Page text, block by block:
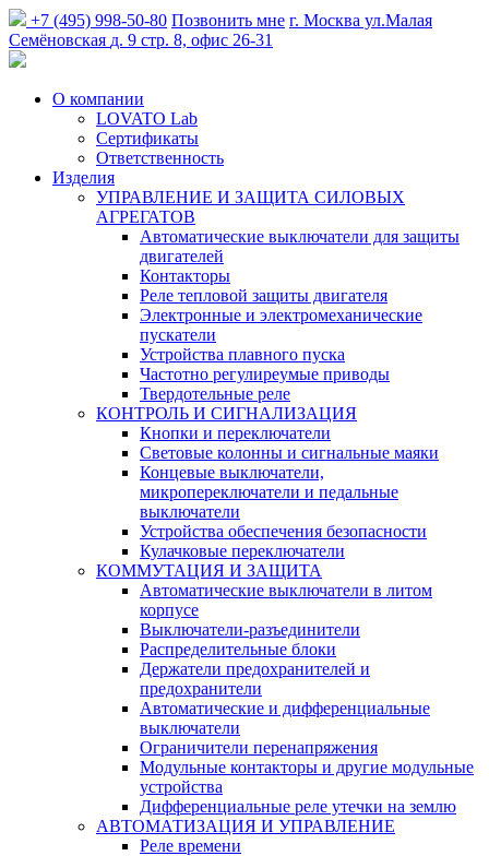
+7 (495) 998-50-80 Позвонить мне г. Москва ул.Малая
Семёновская д. 9 стр. 8, офис 26-31
О компании
LOVATO Lab
Сертификаты
Ответственность
Изделия
УПРАВЛЕНИЕ И ЗАЩИТА СИЛОВЫХ
АГРЕГАТОВ
Автоматические выключатели для защиты
двигателей
Контакторы
Реле тепловой защиты двигателя
Электронные и электромеханические
пускатели
Устройства плавного пуска
Частотно регулиреумые приводы
Твердотельные реле
КОНТРОЛЬ И СИГНАЛИЗАЦИЯ
Кнопки и переключатели
Световые колонны и сигнальные маяки
Концевые выключатели,
микропереключатели и педальные
выключатели
Устройства обеспечения безопасности
Кулачковые переключатели
КОММУТАЦИЯ И ЗАЩИТА
Автоматические выключатели в литом
корпусе
Выключатели-разъединители
Распределительные блоки
Держатели предохранителей и
предохранители
Автоматические и дифференциальные
выключатели
Ограничители перенапряжения
Модульные контакторы и другие модульные
устройства
Дифференциальные реле утечки на землю
АВТОМАТИЗАЦИЯ И УПРАВЛЕНИЕ
Реле времени